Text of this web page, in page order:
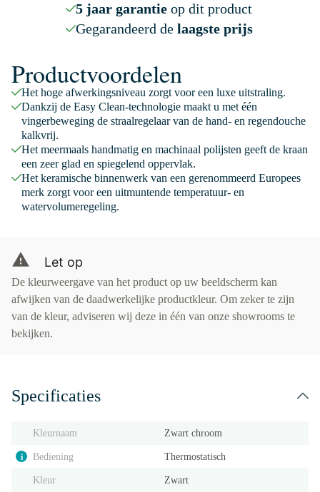
5 jaar garantieop dit product
Gegarandeerd de laagste prijs
Productvoordelen
Het hoge afwerkingsniveau zorgt voor een luxe uitstraling.
Dankzij de Easy Clean-technologie maakt u met één
vingerbeweging de straalregelaar van de hand- en regendouche
kalkvrij.
Het meermaals handmatig en machinaal polijsten geeft de kraan
een zeer glad en spiegelend oppervlak.
Het keramische binnenwerk van een gerenommeerd Europees
merk zorgt voor een uitmuntende temperatuur- en
watervolumeregeling.
Let op
De kleurweergave van het product op uw beeldscherm kan
afwijken van de daadwerkelijke productkleur. Om zeker te zijn
van de kleur, adviseren wij deze in één van onze showrooms te
bekijken.
Specificaties
Kleurnaam Zwart chroom
i Bediening Thermostatisch
Kleur Zwart